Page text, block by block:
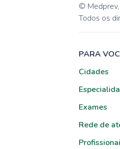
© Medprev,
Todos os
PARA
Cidades
Exames
Rede de